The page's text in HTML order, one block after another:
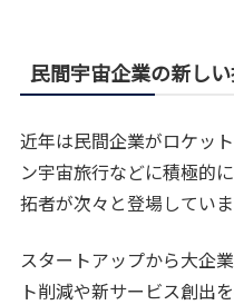
民間宇宙企業の新し
近年は民間企業がロケッ
ン宇宙旅行などに積極的
拓者が次々と登場していま
スタートアップから大企
ト削減や新サービス創出